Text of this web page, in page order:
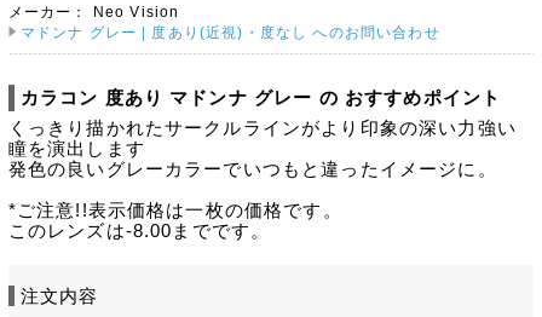
メーカー：
Neo Vision
マドンナ グレー | 度あり(近視)・度なし へのお問い合わせ
カラコン 度あり マドンナ グレー の おすすめポイント
くっきり描かれたサークルラインがより印象の深い力強い
瞳を演出します
発色の良いグレーカラーでいつもと違ったイメージに。
*ご注意!!表示価格は一枚の価格です。
このレンズは-8.00までです。
注文内容